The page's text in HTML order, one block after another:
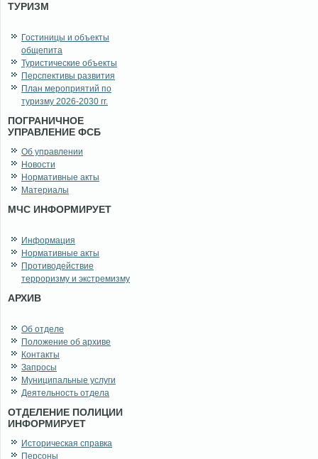
ТУРИЗМ
Гостиницы и объекты
общепита
Туристические объекты
Перспективы развития
План мероприятий по
туризму 2026-2030 гг.
ПОГРАНИЧНОЕ
УПРАВЛЕНИЕ ФСБ
Об управлении
Новости
Нормативные акты
Материалы
МЧС ИНФОРМИРУЕТ
Информация
Нормативные акты
Противодействие
терроризму и экстремизму
АРХИВ
Об отделе
Положение об архиве
Контакты
Запросы
Муниципальные услуги
Деятельность отдела
ОТДЕЛЕНИЕ ПОЛИЦИИ
ИНФОРМИРУЕТ
Историческая справка
Персоны